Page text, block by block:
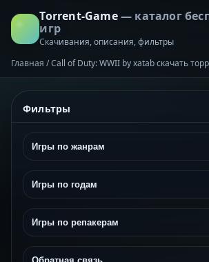
Torrent-Game— каталог
игр
Скачивания, описания, фильтры
Главная /Call of Duty: WWII by xatab скачать
Фильтры
Игры по жанрам
Игры по годам
Игры по репакерам